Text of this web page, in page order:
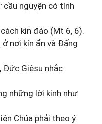
nguyện có tính
kín đáo (Mt 6, 6).
ở nơi kín ẩn và Đấng
Đức Giêsu nhắc
những lời kinh như
Chúa phải theo ý